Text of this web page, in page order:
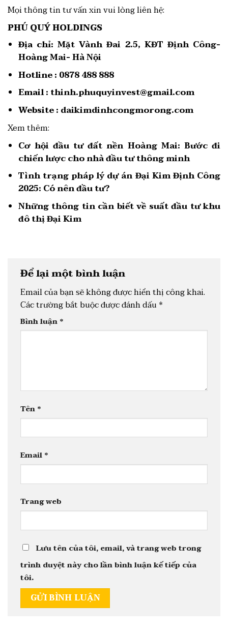
Mọi thông tin tư vấn xin vui lòng liên hệ:
PHÚ QUÝ HOLDINGS
Địa chỉ:Mặt Vành Đai 2.5, KĐT Định Công-
Hoàng Mai- Hà Nội
Hotline : 0878 488 888
Email : thinh.phuquyinvest@gmail.com
Website : daikimdinhcongmorong.com
Xem thêm:
Cơ hội đầu tư đất nền Hoàng Mai: Bước đi
chiến lược cho nhà đầu tư thông minh
Tình trạng pháp lý dự án Đại Kim Định Công
2025: Có nên đầu tư?
Những thông tin cần biết về suất đầu tư khu
đô thị Đại Kim
Để lại một bình luận
Email của bạn sẽ không được hiển thị công khai.
Các trường bắt buộc được đánh dấu *
Bình luận *
Tên *
Email *
Trang web
Lưu tên của tôi, email, và trang web trong
trình duyệt này cho lần bình luận kế tiếp của
tôi.